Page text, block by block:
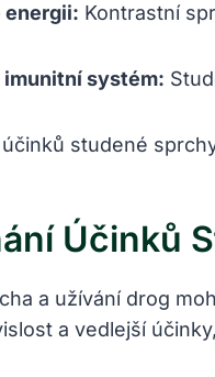
energii: Kontrastní
imunitní systém:
Účinků
a užívání drog
a vedlejší